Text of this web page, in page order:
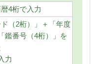
4桁で入力
ド（2桁）」＋「年度
鑑番号（4桁）」を
力